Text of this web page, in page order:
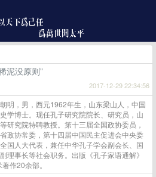
泥没原则”
2017-12-29 22:34:56
明，男，西元1962年生，山东梁山人，中国
学博士。现任孔子研究院院长、研究员，山
研究院特聘教授。第十三届全国政协委员，
政协常委，第十四届中国民主促进会中央委
国人大代表，兼任中华孔子学会副会长、国
理事长等社会职务。出版《孔子家语通解》
作20余部。